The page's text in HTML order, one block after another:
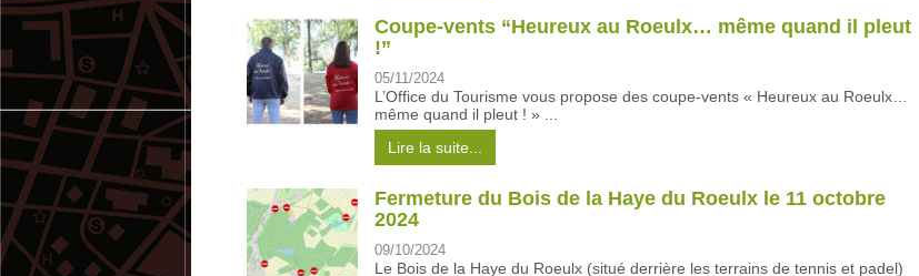
Coupe-vents “Heureux au Roeulx… même quand il pleut
!”
05/11/2024
L’Office du Tourisme vous propose des coupe-vents « Heureux au Roeulx…
même quand il pleut ! » ...
Lire la suite...
Fermeture du Bois de la Haye du Roeulx le 11 octobre
2024
09/10/2024
Le Bois de la Haye du Roeulx (situé derrière les terrains de tennis et padel)